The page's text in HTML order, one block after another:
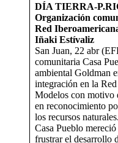
DÍA TIERRA-
Organización
Red
Iñaki Estívaliz
San Juan, 22 abr
comunitaria Casa
ambiental Goldman
integración en la
Modelos con motivo
en reconocimiento
los recursos naturales.
Casa Pueblo
frustrar el desarrollo